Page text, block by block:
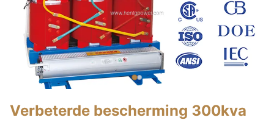
Verbeterde bescherming 300kva